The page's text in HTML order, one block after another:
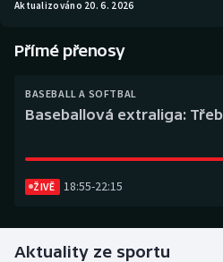
Curling
Dostihy
Futsal
Aktualizováno 20. 6. 2026
Přímé přenosy
BASEBALL A SOFTBAL
Baseballová extraliga:
ŽIVĚ 18:55-22:15
Aktuality ze sportu